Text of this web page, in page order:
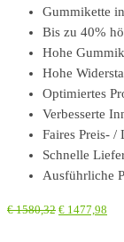
Gummikette
Bis zu 40%
Hohe
Hohe
Optimiertes
Verbesserte
Faires Preis- /
Schnelle
Ausführliche
€1580,32 € 1477,98